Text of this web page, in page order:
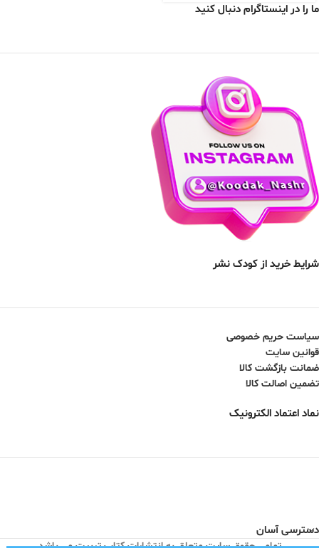
ما را در اینستاگرام دنبال کنید
شرایط خرید از کودک نشر
سیاست حریم خصوصی
قوانین سایت
ضمانت بازگشت کالا
تضمین اصالت کالا
نماد اعتماد الکترونیک
دسترسی آسان